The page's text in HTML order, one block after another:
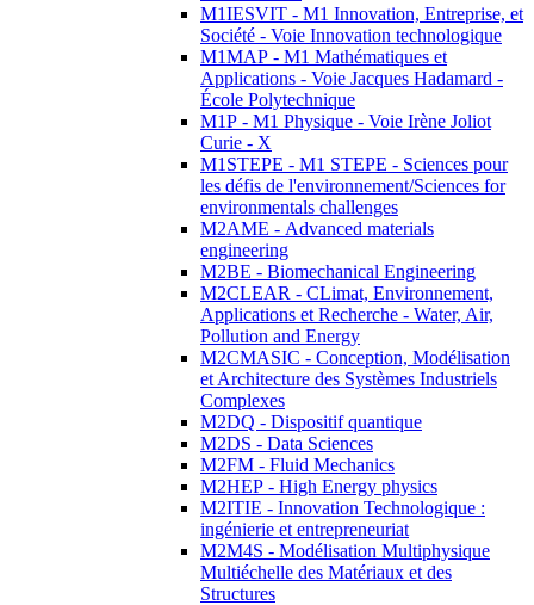
M1IESVIT - M1 Innovation, Entreprise, et
Société - Voie Innovation technologique
M1MAP - M1 Mathématiques et
Applications - Voie Jacques Hadamard -
École Polytechnique
M1P - M1 Physique - Voie Irène Joliot
Curie - X
M1STEPE - M1 STEPE - Sciences pour
les défis de l'environnement/Sciences for
environmentals challenges
M2AME - Advanced materials
engineering
M2BE - Biomechanical Engineering
M2CLEAR - CLimat, Environnement,
Applications et Recherche - Water, Air,
Pollution and Energy
M2CMASIC - Conception, Modélisation
et Architecture des Systèmes Industriels
Complexes
M2DQ - Dispositif quantique
M2DS - Data Sciences
M2FM - Fluid Mechanics
M2HEP - High Energy physics
M2ITIE - Innovation Technologique :
ingénierie et entrepreneuriat
M2M4S - Modélisation Multiphysique
Multiéchelle des Matériaux et des
Structures